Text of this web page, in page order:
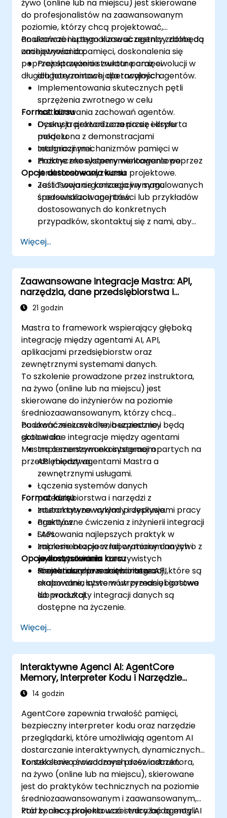
żywo (online lub na miejscu) jest skierowane
do profesjonalistów na zaawansowanym
poziomie, którzy chcą projektować,
analizować i optymalizować agenty zdolne do
zachowywania pamięci, doskonalenia się
poprzez sprzężenie zwrotne oraz ewolucji w
długich horyzontach operacyjnych.
Po ukończeniu tego kursu uczestnicy zdobędą
umiejętności do:
Projektowania struktur pamięci
długoterminowej dla trwałości agentów.
Implementowania skutecznych pętli
sprzężenia zwrotnego w celu
kształtowania zachowań agentów.
Oceny trajektorii uczenia się i dryfu
modelu.
Integracji mechanizmów pamięci w
złożone ekosystemy wieloagentowe.
Format kursu
Dyskusja prowadzona przez eksperta
połączona z demonstracjami
technicznymi.
Praktyczne eksperymentowanie poprzez
strukturalne wyzwania projektowe.
Zastosowanie koncepcji w symulowanych
środowiskach agentów.
Opcje dostosowania kursu
Jeśli Twoja organizacja wymaga
spersonalizowanej treści lub przykładów
dostosowanych do konkretnych
przypadków, skontaktuj się z nami, aby
Więcej...
Zaawansowane integracje Mastra: API,
narzędzia, dane przedsiębiorstwa i
systemy zewnętrzne
21 godzin
Mastra to framework wspierający głęboką
integrację między agentami AI, API,
aplikacjami przedsiębiorstw oraz
zewnętrznymi systemami danych.
To szkolenie prowadzone przez instruktora,
na żywo (online lub na miejscu) jest
skierowane do inżynierów na poziomie
średniozaawansowanym, którzy chcą
budować niezawodne, bezpieczne i
skalowalne integracje między agentami
Mastra a szerszym ekosystemem
przedsiębiorstwa.
Po ukończeniu szkolenia uczestnicy będą
gotowi do:
Implementowania integracji opartych na
API między agentami Mastra a
zewnętrznymi usługami.
Łączenia systemów danych
przedsiębiorstwa i narzędzi z
zautomatyzowanymi przepływami pracy
agentów.
Stosowania najlepszych praktyk w
zakresie bezpiecznej wymiany danych i
uwierzytelniania.
Projektowania warstw integracji, które są
skalowalne, łatwe w utrzymaniu i gotowe
do produkcji.
Format kursu
Interaktywne wykłady i dyskusje.
Praktyczne ćwiczenia z inżynierii integracji
i API.
Implementacja w laboratorium na żywo z
wykorzystaniem rzeczywistych
scenariuszy przedsiębiorstwa.
Opcje dostosowania kursu
Niestandardowe scenariusze API,
mapowania systemów przedsiębiorstwa
lub warsztaty integracji danych są
dostępne na życzenie.
Więcej...
Interaktywne Agenci AI: AgentCore
Memory, Interpreter Kodu i Narzędzie
Przeglądarki w Akcji
14 godzin
AgentCore zapewnia trwałość pamięci,
bezpieczny interpreter kodu oraz narzędzie
przeglądarki, które umożliwiają agentom AI
dostarczanie interaktywnych, dynamicznych i
kontekstowo świadomych doświadczeń.
To szkolenie prowadzone przez instruktora,
na żywo (online lub na miejscu), skierowane
jest do praktyków technicznych na poziomie
średniozaawansowanym i zaawansowanym,
którzy chcą projektować i wdrażać agenty AI
Pod koniec szkolenia uczestnicy będą mogli: